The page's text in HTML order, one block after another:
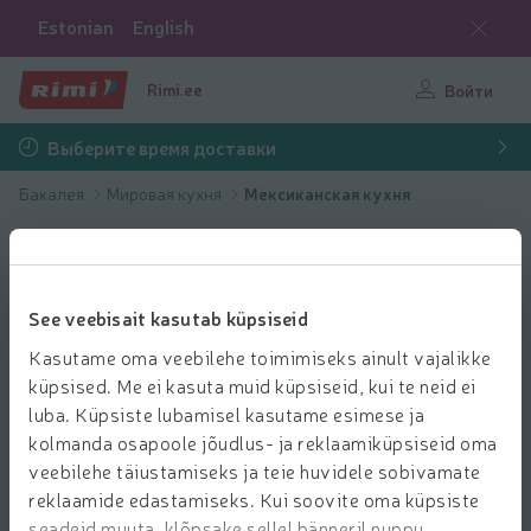
See veebisait kasutab küpsiseid
Kasutame oma veebilehe toimimiseks ainult vajalikke
küpsised. Me ei kasuta muid küpsiseid, kui te neid ei
luba. Küpsiste lubamisel kasutame esimese ja
kolmanda osapoole jõudlus- ja reklaamiküpsiseid oma
veebilehe täiustamiseks ja teie huvidele sobivamate
reklaamide edastamiseks. Kui soovite oma küpsiste
Estonian English
Rimi.ee Войти
Выберите время доставки
Бакалея Мировая кухня Мексиканская кухня